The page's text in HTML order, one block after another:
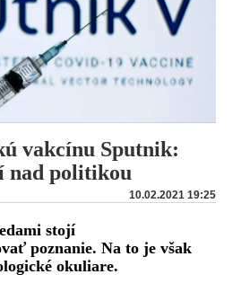
vakcínu Sputnik:
nad politikou
10.02.2021 19:25
stojí
poznanie. Na to je však
okuliare.